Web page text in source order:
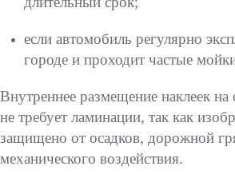
если автомобиль регулярно
городе и проходит частые
Внутреннее размещение наклеек на
не требует ламинации, так как
защищено от осадков, дорожной
механического воздействия.